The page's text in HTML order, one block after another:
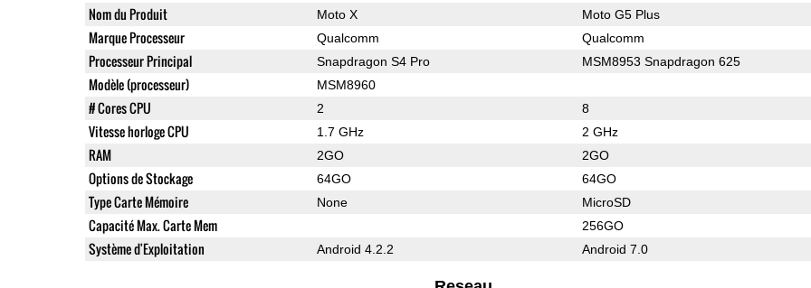
Nom du Produit Moto X Moto G5 Plus
Marque Processeur Qualcomm Qualcomm
Processeur Principal Snapdragon S4 Pro MSM8953 Snapdragon 625
Modèle (processeur) MSM8960
# Cores CPU 2 8
Vitesse horloge CPU 1.7 GHz 2 GHz
RAM 2GO 2GO
Options de Stockage 64GO 64GO
Type Carte Mémoire None MicroSD
Capacité Max. Carte Mem 256GO
Système d'Exploitation Android 4.2.2 Android 7.0